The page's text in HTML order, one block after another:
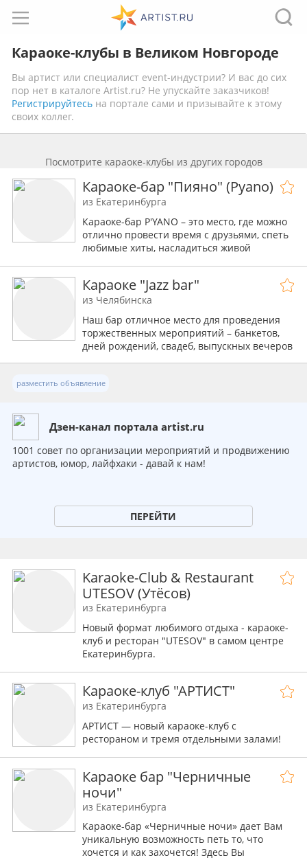
Караоке-клубы в Великом Новгороде
Вы артист или специалист event-индустрии? И вас до сих
пор нет в каталоге Artist.ru? Не упускайте заказчиков!
Регистрируйтесь на портале сами и призывайте к этому
своих коллег.
Посмотрите караоке-клубы из других городов
Караоке-бар "Пияно" (Pyano)
из Екатеринбурга
Караоке-бар P'YANO – это место, где можно
отлично провести время с друзьями, спеть
любимые хиты, насладиться живой
Караоке "Jazz bar"
из Челябинска
Наш бар отличное место для проведения
торжественных мероприятий – банкетов,
дней рождений, свадеб, выпускных вечеров
разместить объявление
Дзен-канал портала artist.ru
1001 совет по организации мероприятий и продвижению
артистов, юмор, лайфхаки - давай к нам!
ПЕРЕЙТИ
Karaoke-Club & Restaurant
UTESOV (Утёсов)
из Екатеринбурга
Новый формат любимого отдыха - караоке-
клуб и ресторан "UTESOV" в самом центре
Екатеринбурга.
компания.
Караоке-клуб "АРТИСТ"
из Екатеринбурга
АРТИСТ — новый караоке-клуб с
рестораном и тремя отдельными залами!
Караоке бар "Черничные
ночи"
из Екатеринбурга
Караоке-бар «Черничные ночи» дает Вам
уникальную возможность петь то, что
хочется и как захочется! Здесь Вы